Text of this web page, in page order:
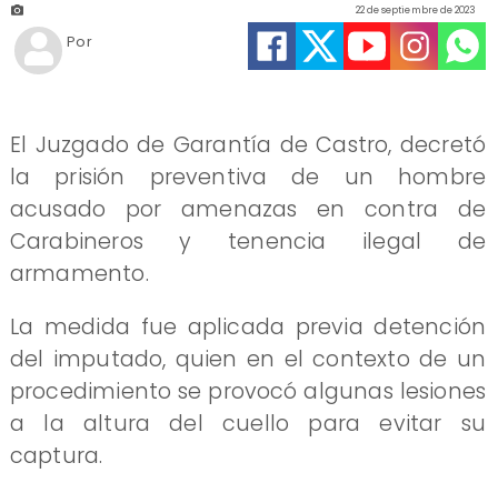
22 de septiembre de 2023
Por
El Juzgado de Garantía de Castro, decretó
la prisión preventiva de un hombre
acusado por amenazas en contra de
Carabineros y tenencia ilegal de
armamento.
La medida fue aplicada previa detención
del imputado, quien en el contexto de un
procedimiento se provocó algunas lesiones
a la altura del cuello para evitar su
captura.